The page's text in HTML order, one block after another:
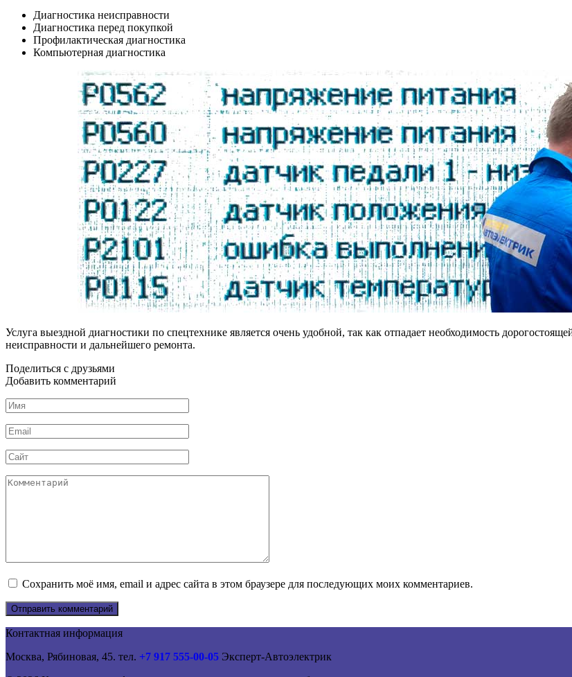
Диагностика неисправности
Диагностика перед покупкой
Профилактическая диагностика
Компьютерная диагностика
Услуга выездной диагностики по спецтехнике является очень удобной, так как отпадает необходимость
неисправности и дальнейшего ремонта.
Поделиться с друзьями
Добавить комментарий
Имя
*
Email
*
Сайт
Комментарий
Сохранить моё имя, email и адрес сайта в этом браузере для последующих моих комментариев.
Контактная информация
Москва, Рябиновая, 45. тел. +7 917 555-00-05 Эксперт-Автоэлектрик